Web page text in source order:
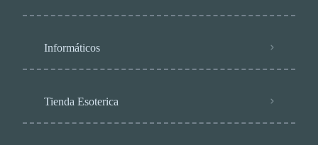
Informáticos
Tienda Esoterica